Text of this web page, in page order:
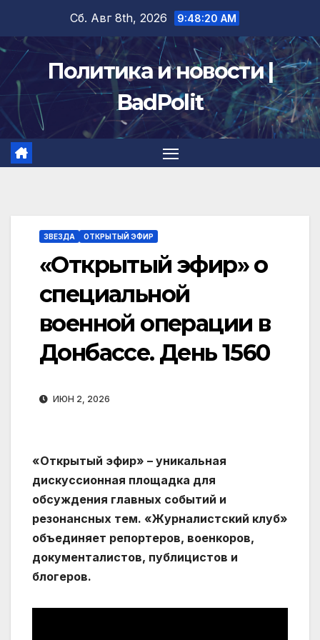
содержимому
Сб. Авг 8th, 2026 9:48:20 AM
Политика и новости |
BadPolit
ЗВЕЗДА ОТКРЫТЫЙ ЭФИР
«Открытый эфир» о
специальной
военной операции в
Донбассе. День 1560
ИЮН 2, 2026
«Открытый эфир» – уникальная
дискуссионная площадка для
обсуждения главных событий и
резонансных тем. «Журналистский клуб»
объединяет репортеров, военкоров,
документалистов, публицистов и
блогеров.